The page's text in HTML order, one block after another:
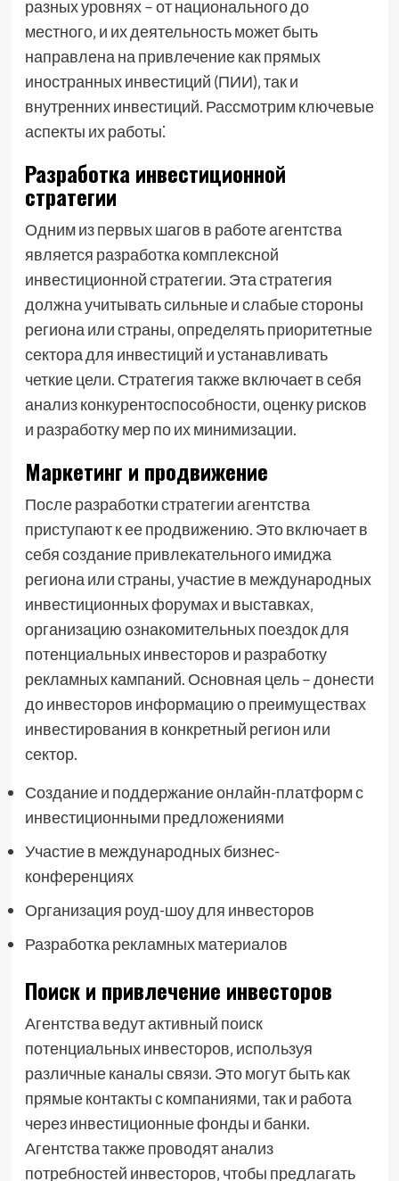
разных уровнях – от национального до
местного‚ и их деятельность может быть
направлена на привлечение как прямых
иностранных инвестиций (ПИИ)‚ так и
внутренних инвестиций. Рассмотрим ключевые
аспекты их работы⁚
Разработка инвестиционной
стратегии
Одним из первых шагов в работе агентства
является разработка комплексной
инвестиционной стратегии. Эта стратегия
должна учитывать сильные и слабые стороны
региона или страны‚ определять приоритетные
сектора для инвестиций и устанавливать
четкие цели. Стратегия также включает в себя
анализ конкурентоспособности‚ оценку рисков
и разработку мер по их минимизации.
Маркетинг и продвижение
После разработки стратегии агентства
приступают к ее продвижению. Это включает в
себя создание привлекательного имиджа
региона или страны‚ участие в международных
инвестиционных форумах и выставках‚
организацию ознакомительных поездок для
потенциальных инвесторов и разработку
рекламных кампаний. Основная цель – донести
до инвесторов информацию о преимуществах
инвестирования в конкретный регион или
сектор.
Создание и поддержание онлайн-платформ с
инвестиционными предложениями
Участие в международных бизнес-
конференциях
Организация роуд-шоу для инвесторов
Разработка рекламных материалов
Поиск и привлечение инвесторов
Агентства ведут активный поиск
потенциальных инвесторов‚ используя
различные каналы связи. Это могут быть как
прямые контакты с компаниями‚ так и работа
через инвестиционные фонды и банки.
Агентства также проводят анализ
потребностей инвесторов‚ чтобы предлагать